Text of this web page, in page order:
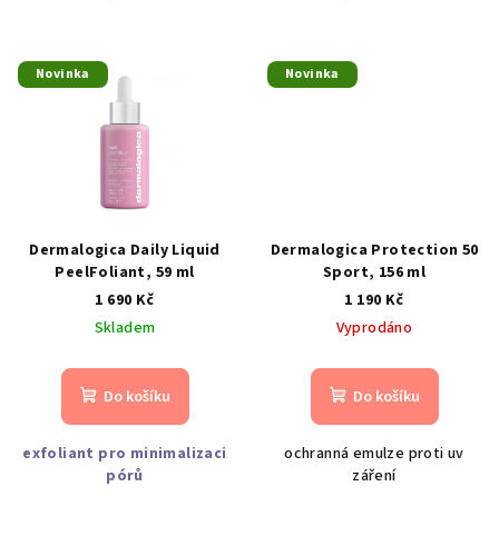
Novinka
Dermalogica Daily Liquid
PeelFoliant, 59 ml
1 690 Kč
Skladem
Do košíku
exfoliant pro minimalizaci
pórů
Novinka
Dermalogica Protection 50
Sport, 156 ml
1 190 Kč
Vyprodáno
Do košíku
ochranná emulze proti uv
záření